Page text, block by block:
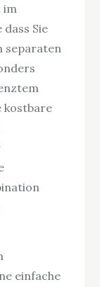
im
Sie
separaten
kostbare
einfache